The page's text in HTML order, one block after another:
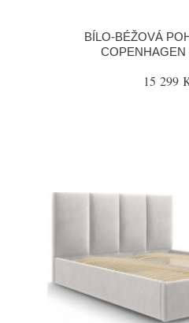
BÍLO-BÉŽOVÁ
COPENHAGEN
15 299